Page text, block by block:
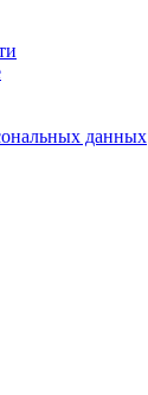
данных